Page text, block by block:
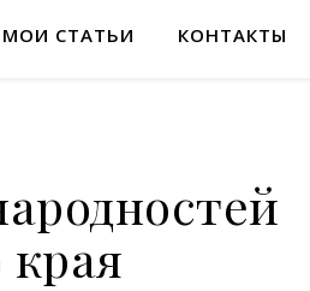
МОИ СТАТЬИ КОНТАКТЫ
края